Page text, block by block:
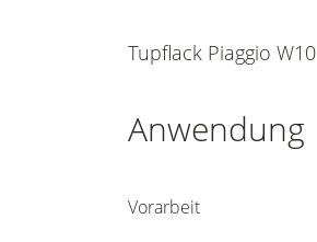
Tupflack Piaggio
Anwendung
Vorarbeit